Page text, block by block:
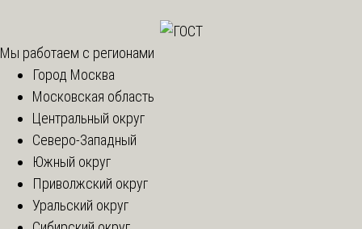
Мы работаем с регионами
Город Москва
Московская область
Центральный округ
Северо-Западный
Южный округ
Приволжский округ
Уральский округ